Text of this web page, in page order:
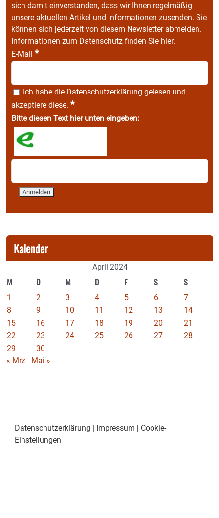
sich damit einverstanden, dass wir Ihnen regelmäßig
unsere aktuellen Artikel und Informationen zusenden. Sie
können sich jederzeit von diesem Newsletter abmelden.
Informationen zum Datenschutz finden Sie hier.
E-Mail *
Ich habe die Datenschutzerklärung gelesen und
akzeptiere diese. *
Bitte diesen Text hier unten eingeben:
Kalender
April 2024
M D M D F S S
1 2 3 4 5 6
7
8
9 10 11 12 13
14
15
16 17 18 19 20
21
22
23 24 25 26 27
28
29
30
« Mrz
Mai »
Datenschutzerklärung | Impressum | Cookie-
Einstellungen